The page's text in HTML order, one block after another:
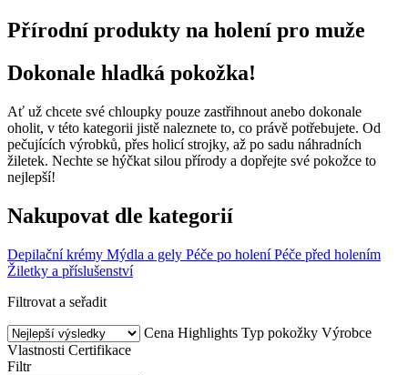
Přírodní produkty na holení pro muže
Dokonale hladká pokožka!
Ať už chcete své chloupky pouze zastřihnout anebo dokonale
oholit, v této kategorii jistě naleznete to, co právě potřebujete. Od
pečujících výrobků, přes holicí strojky, až po sadu náhradních
žiletek. Nechte se hýčkat silou přírody a dopřejte své pokožce to
nejlepší!
Nakupovat dle kategorií
Depilační krémy Mýdla a gely Péče po holení Péče před holením
Žiletky a příslušenství
Filtrovat a seřadit
Cena Highlights Typ pokožky Výrobce
Vlastnosti Certifikace
Filtr